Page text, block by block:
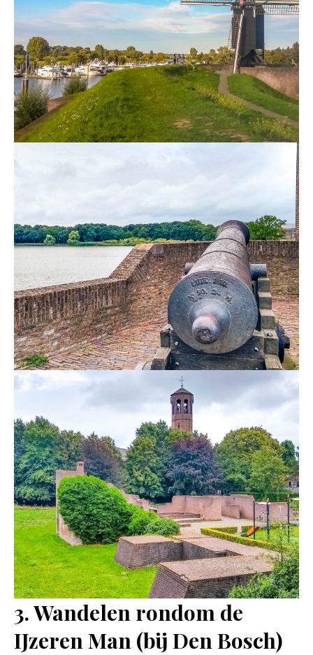
3. Wandelen rondom de
IJzeren Man (bij Den Bosch)